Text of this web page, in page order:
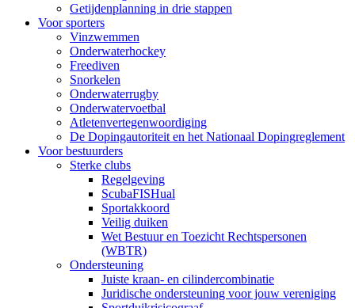
Getijdenplanning in drie stappen
Voor sporters
Vinzwemmen
Onderwaterhockey
Freediven
Snorkelen
Onderwaterrugby
Onderwatervoetbal
Atletenvertegenwoordiging
De Dopingautoriteit en het Nationaal Dopingreglement
Voor bestuurders
Sterke clubs
Regelgeving
ScubaFISHual
Sportakkoord
Veilig duiken
Wet Bestuur en Toezicht Rechtspersonen
(WBTR)
Ondersteuning
Juiste kraan- en cilindercombinatie
Juridische ondersteuning voor jouw vereniging